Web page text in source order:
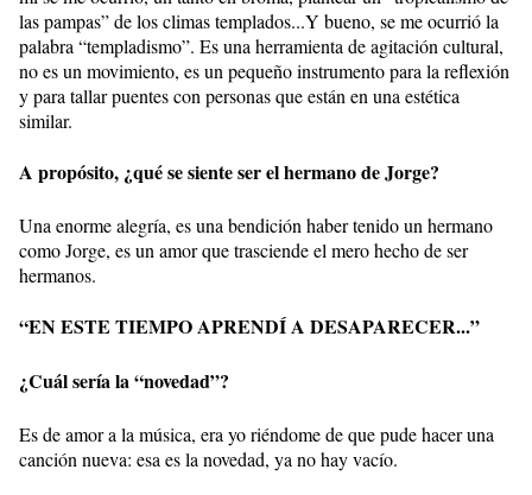
las pampas” de los climas templados...Y bueno, se me ocurrió la
palabra “templadismo”. Es una herramienta de agitación cultural,
no es un movimiento, es un pequeño instrumento para la reflexión
y para tallar puentes con personas que están en una estética
similar.
A propósito, ¿qué se siente ser el hermano de Jorge?
Una enorme alegría, es una bendición haber tenido un hermano
como Jorge, es un amor que trasciende el mero hecho de ser
hermanos.
“EN ESTE TIEMPO APRENDÍ A DESAPARECER...”
¿Cuál sería la “novedad”?
Es de amor a la música, era yo riéndome de que pude hacer una
canción nueva: esa es la novedad, ya no hay vacío.